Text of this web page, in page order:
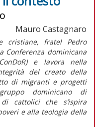
Mauro Castagnaro
cristiane, fratel Pedro
Conferenza dominicana
e lavora nella
del creato della
di migranti e progetti
dominicano di
cattolici che s’ispira
e alla teologia della